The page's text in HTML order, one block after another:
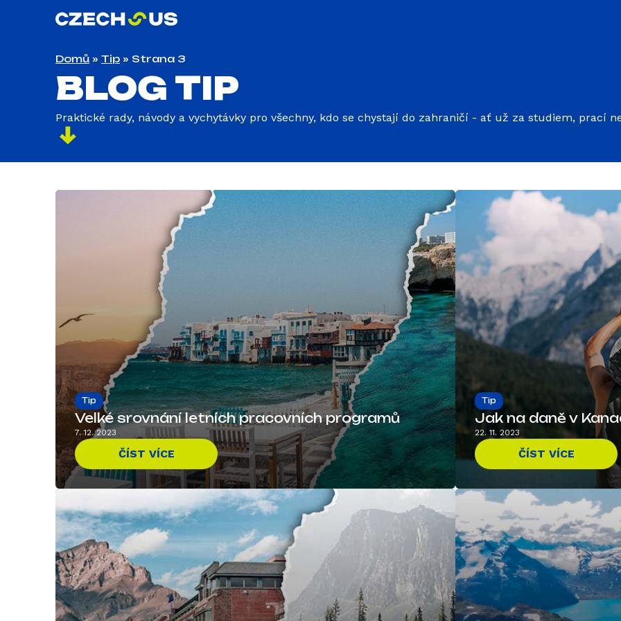
Domů » Tip » Strana 3
BLOG TIP
Praktické rady, návody a vychytávky pro všechny, kdo se chystají do zahraničí - ať už za studiem, prací
Tip
Velké srovnání letních pracovních programů
7. 12. 2023
ČÍST VÍCE
Tip
Jak na daně v
22. 11. 2023
ČÍST VÍCE